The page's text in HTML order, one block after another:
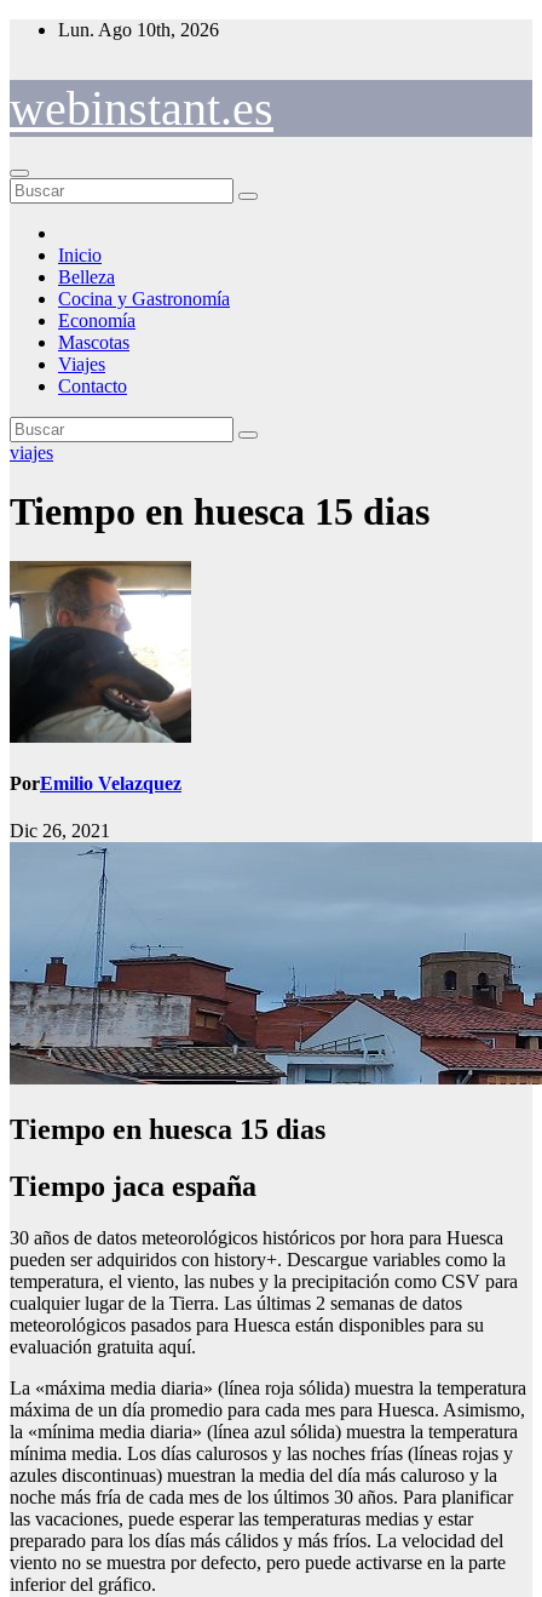
Saltar
Lun. Ago 10th, 2026
webinstant.es
Inicio
Belleza
Cocina y Gastronomía
Economía
Mascotas
Viajes
Contacto
viajes
Tiempo en huesca 15 dias
PorEmilio Velazquez
Dic 26, 2021
Tiempo en huesca 15 dias
Tiempo jaca españa
30 años de datos meteorológicos históricos por hora para Huesca
pueden ser adquiridos con history+. Descargue variables como la
temperatura, el viento, las nubes y la precipitación como CSV para
cualquier lugar de la Tierra. Las últimas 2 semanas de datos
meteorológicos pasados para Huesca están disponibles para su
evaluación gratuita aquí.
La «máxima media diaria» (línea roja sólida) muestra la temperatura
máxima de un día promedio para cada mes para Huesca. Asimismo,
la «mínima media diaria» (línea azul sólida) muestra la temperatura
mínima media. Los días calurosos y las noches frías (líneas rojas y
azules discontinuas) muestran la media del día más caluroso y la
noche más fría de cada mes de los últimos 30 años. Para planificar
las vacaciones, puede esperar las temperaturas medias y estar
preparado para los días más cálidos y más fríos. La velocidad del
viento no se muestra por defecto, pero puede activarse en la parte
inferior del gráfico.